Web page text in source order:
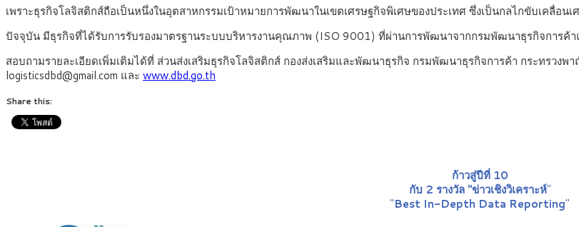
เพราะธุรกิจโลจิสติกส์ถือเป็นหนึ่งในอุตสาหกรรมเป้าหมายการพัฒนาในเขตเศรษฐกิจพิเศษของประเทศ ซึ่งเป็นกลไกขับเคลื่อ
ปัจจุบัน มีธุรกิจที่ได้รับการรับรองมาตรฐานระบบบริหารงานคุณภาพ (ISO 9001) ที่ผ่านการพัฒนาจากกรมพัฒนาธุรกิจการค้า
สอบถามรายละเอียดเพิ่มเติมได้ที่ ส่วนส่งเสริมธุรกิจโลจิสติกส์ กองส่งเสริมและพัฒนาธุรกิจ กรมพัฒนาธุรกิจการค้า กระทรว
logisticsdbd@gmail.com และ www.dbd.go.th
Share this:
ก้าวสู่ปีที่ 10
กับ 2 รางวัล "ข่าวเชิงวิเคราะห์"
"Best In-Depth Data Reporting"